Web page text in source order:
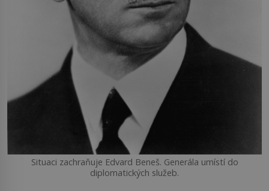
Situaci zachraňuje Edvard Beneš. Generála umístí do
diplomatických služeb.